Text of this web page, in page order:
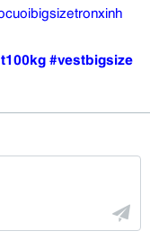
#vestbigsize